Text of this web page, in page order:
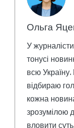
Ольга
У
тонусі
всю
відбираю
кожна
зрозумілою
вловити